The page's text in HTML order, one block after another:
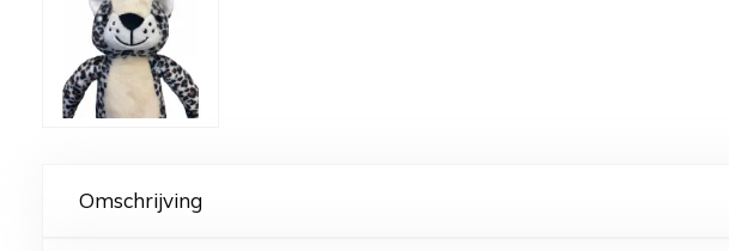
Omschrijving